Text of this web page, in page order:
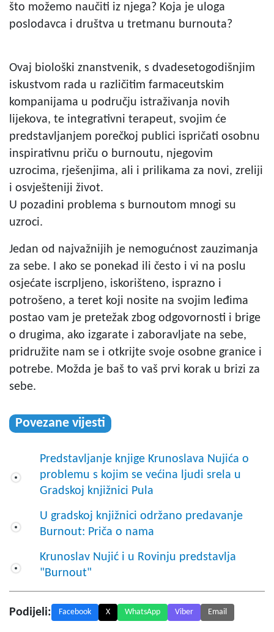
što možemo naučiti iz njega? Koja je uloga
poslodavca i društva u tretmanu burnouta?
Ovaj biološki znanstvenik, s dvadesetogodišnjim
iskustvom rada u različitim farmaceutskim
kompanijama u području istraživanja novih
lijekova, te integrativni terapeut, svojim će
predstavljanjem porečkoj publici ispričati osobnu
inspirativnu priču o burnoutu, njegovim
uzrocima, rješenjima, ali i prilikama za novi, zreliji
i osvješteniji život.
U pozadini problema s burnoutom mnogi su
uzroci.
Jedan od najvažnijih je nemogućnost zauzimanja
za sebe. I ako se ponekad ili često i vi na poslu
osjećate iscrpljeno, iskorišteno, isprazno i
potrošeno, a teret koji nosite na svojim leđima
postao vam je pretežak zbog odgovornosti i brige
o drugima, ako izgarate i zaboravljate na sebe,
pridružite nam se i otkrijte svoje osobne granice i
potrebe. Možda je baš to vaš prvi korak u brizi za
sebe.
Povezane vijesti
Predstavljanje knjige Krunoslava Nujića o
problemu s kojim se većina ljudi srela u
Gradskoj knjižnici Pula
U gradskoj knjižnici održano predavanje
Burnout: Priča o nama
Krunoslav Nujić i u Rovinju predstavlja
"Burnout"
Podijeli: Facebook X WhatsApp Viber Email